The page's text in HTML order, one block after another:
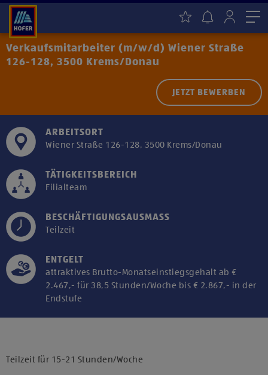
Verkaufsmitarbeiter (m/w/d) Wiener Straße
126-128, 3500 Krems/Donau
JETZT BEWERBEN
ARBEITSORT
Wiener Straße 126-128, 3500 Krems/Donau
TÄTIGKEITSBEREICH
Filialteam
BESCHÄFTIGUNGSAUSMASS
Teilzeit
ENTGELT
attraktives Brutto-Monatseinstiegsgehalt ab €
2.467,- für 38,5 Stunden/Woche bis € 2.867,- in der
Endstufe
Drittanbietern zu, um diesen Inhalt
Teilzeit für 15-21 Stunden/Woche